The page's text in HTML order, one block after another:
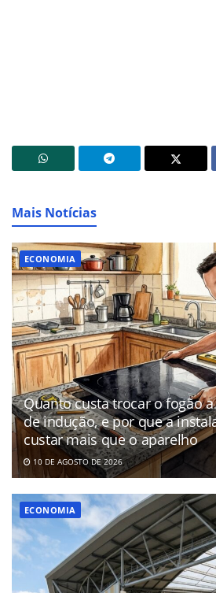
Mais Notícias
ECONOMIA
Quanto custa trocar o fogão
de indução, e por que a
custar mais que o aparelho
10 DE AGOSTO DE 2026
ECONOMIA